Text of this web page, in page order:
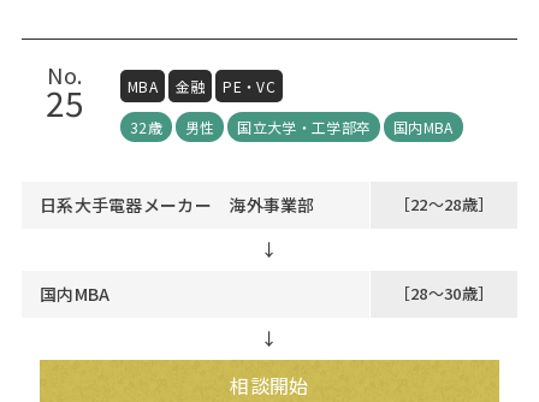
No.
25 MBA 金融
PE・VC
32歳
男性 国立大学・工学部卒 国内MBA
日系大手電器メーカー 海外事業部 ［22～28歳］
↓
国内MBA
［28～30歳］
↓
相談開始